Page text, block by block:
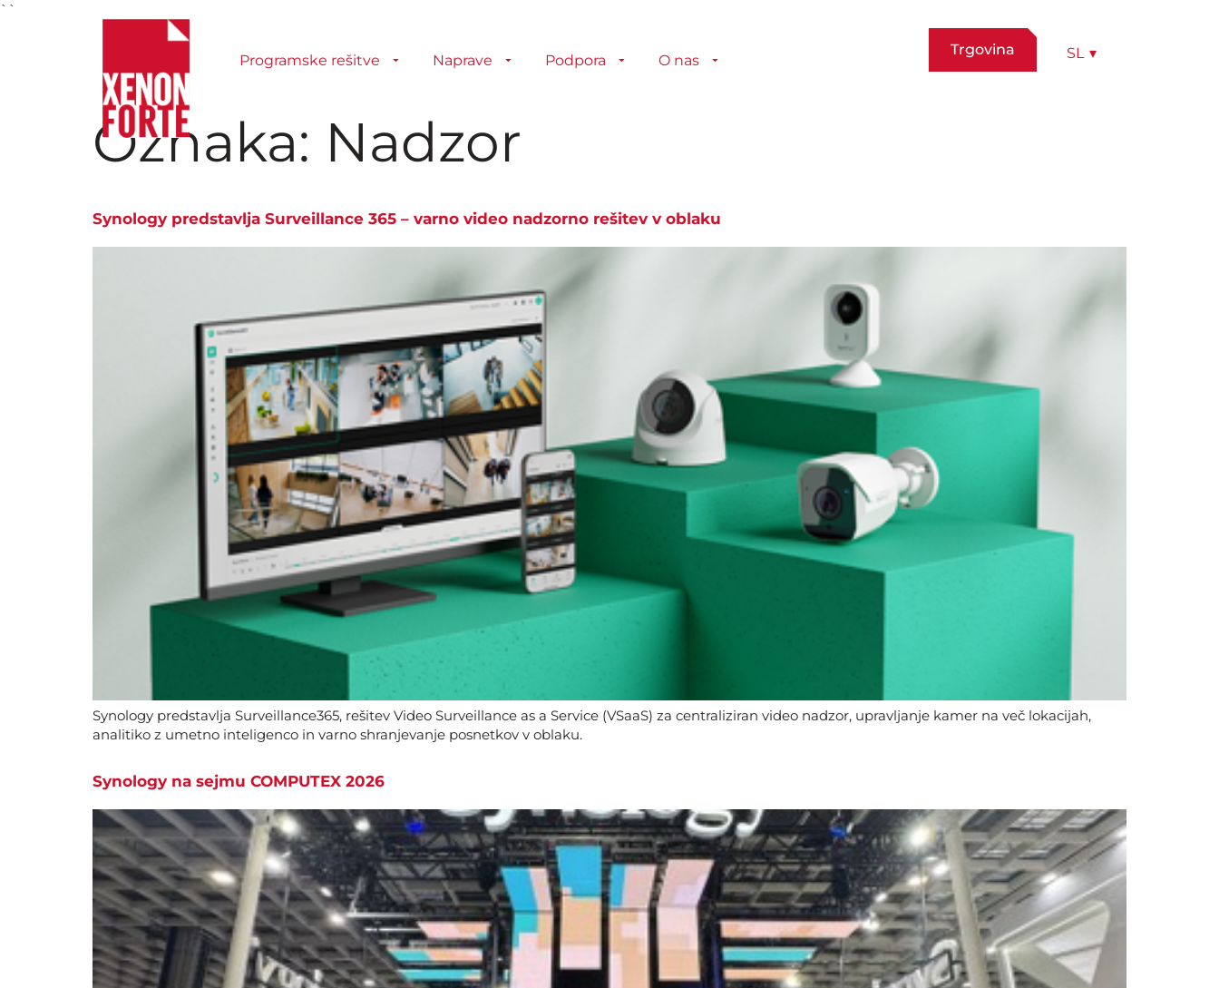
``
Programske rešitve Naprave Podpora O nas
Trgovina SL ▾
Oznaka: Nadzor
Synology predstavlja Surveillance 365 – varno video nadzorno rešitev v oblaku
Synology predstavlja Surveillance365, rešitev Video Surveillance as a Service (VSaaS) za centraliziran video nadzor, upravljanje kamer na več lokacijah,
analitiko z umetno inteligenco in varno shranjevanje posnetkov v oblaku.
Synology na sejmu COMPUTEX 2026